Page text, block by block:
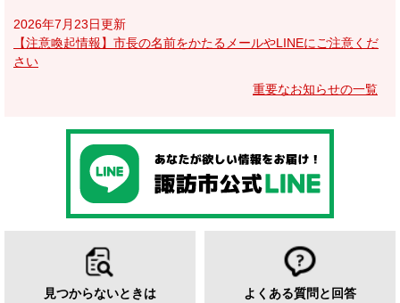
2026年7月23日更新
【注意喚起情報】市長の名前をかたるメールやLINEにご注意くだ
さい
重要なお知らせの一覧
見つからないときは よくある質問と回答